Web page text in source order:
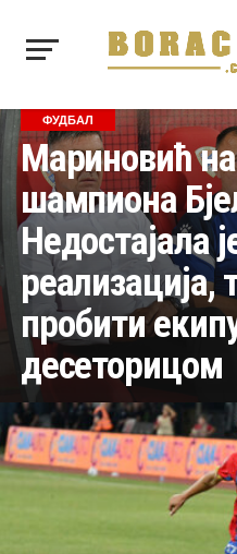
ФУДБАЛ
Мариновић
шампиона
Недостајала
реализација,
пробити
десеторицом